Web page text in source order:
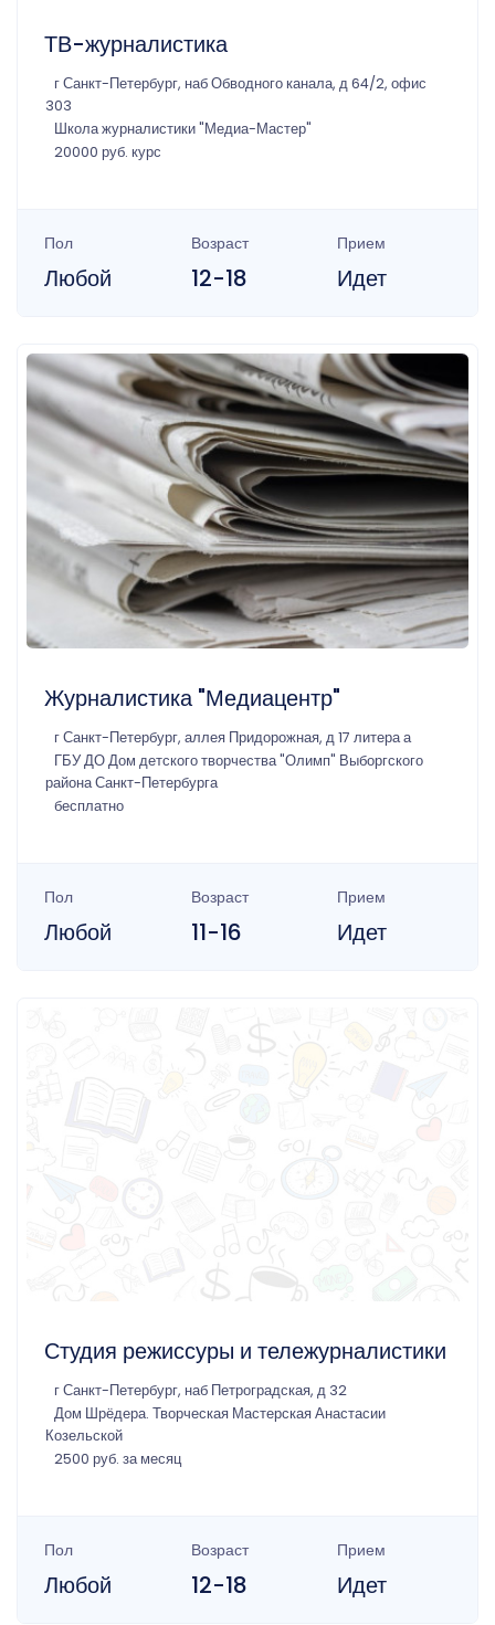
ТВ-журналистика
г Санкт-Петербург, наб Обводного канала, д 64/2, офис
303
Школа журналистики "Медиа-Мастер"
20000 руб. курс
Пол
Любой
Возраст
12-18
Прием
Идет
Журналистика "Медиацентр"
г Санкт-Петербург, аллея Придорожная, д 17 литера а
ГБУ ДО Дом детского творчества "Олимп" Выборгского
района Санкт-Петербурга
бесплатно
Пол
Любой
Возраст
11-16
Прием
Идет
Студия режиссуры и тележурналистики
г Санкт-Петербург, наб Петроградская, д 32
Дом Шрёдера. Творческая Мастерская Анастасии
Козельской
2500 руб. за месяц
Пол
Любой
Возраст
12-18
Прием
Идет